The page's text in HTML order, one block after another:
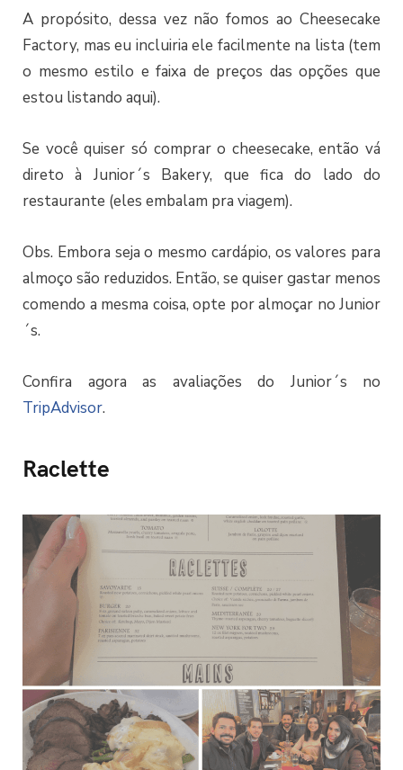
A propósito, dessa vez não fomos ao Cheesecake
Factory, mas eu incluiria ele facilmente na lista (tem
o mesmo estilo e faixa de preços das opções que
estou listando aqui).
Se você quiser só comprar o cheesecake, então vá
direto à Junior´s Bakery, que fica do lado do
restaurante (eles embalam pra viagem).
Obs. Embora seja o mesmo cardápio, os valores para
almoço são reduzidos. Então, se quiser gastar menos
comendo a mesma coisa, opte por almoçar no Junior
´s.
Confira agora as avaliações do Junior´s no
TripAdvisor.
Raclette